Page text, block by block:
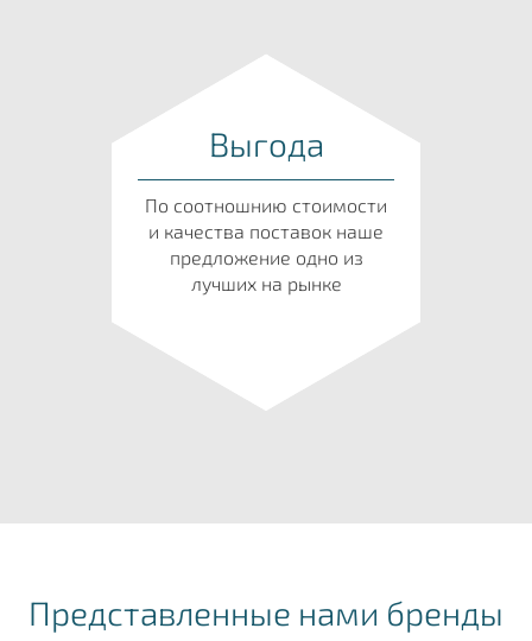
Выгода
По соотношнию стоимости
и качества поставок наше
предложение одно из
лучших на рынке
Представленные нами бренды